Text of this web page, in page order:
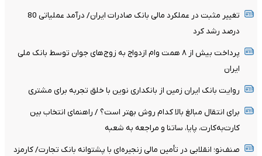
تغییر مثبت در عملکرد مالی بانک صادرات ایران/ درآمد عملیاتی 80
درصد رشد کرد
پرداخت بیش از ۸ همت وام ازدواج به زوج‌های جوان توسط بانک ملی
ایران
روایت بانک ایران زمین از بانکداری نوین با خلق تجربه برای مشتری
برای انتقال مبالغ بالا کدام روش بهتر است؟ / راهنمای انتخاب بین
کارت‌به‌کارت، پایا، ساتنا و مراجعه به شعبه
صنف‌نو؛ انقلابی در تأمین مالی زنجیره‌ای با پشتوانه بانک تجارت/ کارمزد